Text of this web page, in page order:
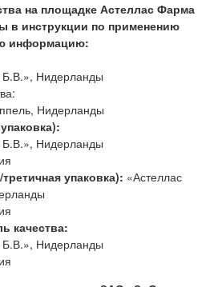
на площадке Астеллас Фарма
в инструкции по применению
информацию:
Нидерланды
Нидерланды
Нидерланды
упаковка): «Астеллас
качества:
Нидерланды